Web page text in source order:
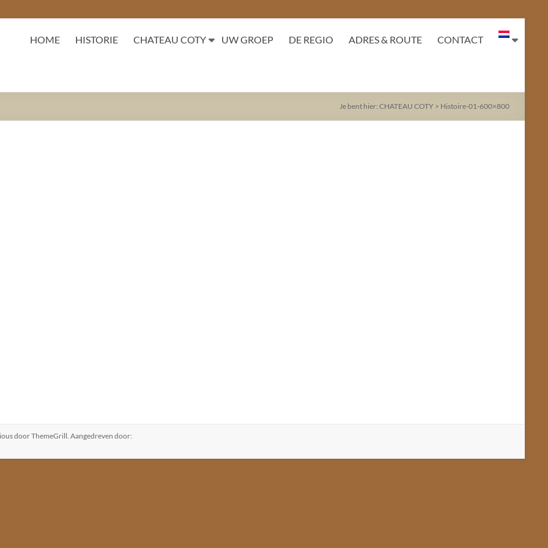
HOME HISTORIE CHATEAU COTY UW GROEP DE REGIO ADRES & ROUTE CONTACT
Je bent hier: CHATEAU COTY > Histoire-01-600×800
door ThemeGrill. Aangedreven door: